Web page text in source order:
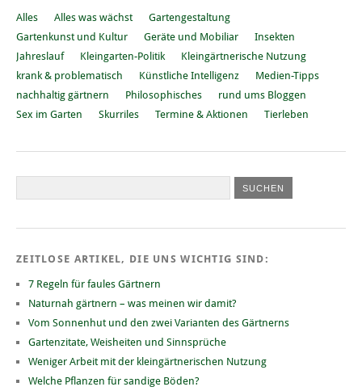
Alles Alles was wächst
Gartengestaltung
Gartenkunst und Kultur
Geräte und Mobiliar
Insekten
Jahreslauf
Kleingarten-Politik
Kleingärtnerische Nutzung
krank & problematisch
Künstliche Intelligenz
Medien-Tipps
nachhaltig gärtnern
Philosophisches
rund ums Bloggen
Sex im Garten
Skurriles Termine & Aktionen Tierleben
ZEITLOSE ARTIKEL, DIE UNS WICHTIG SIND:
7 Regeln für faules Gärtnern
Naturnah gärtnern – was meinen wir damit?
Vom Sonnenhut und den zwei Varianten des Gärtnerns
Gartenzitate, Weisheiten und Sinnsprüche
Weniger Arbeit mit der kleingärtnerischen Nutzung
Welche Pflanzen für sandige Böden?